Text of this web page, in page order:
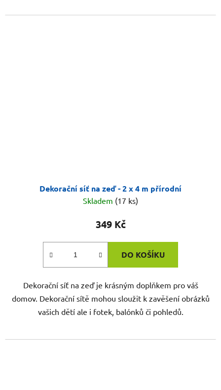
Dekorační síť na zeď - 2 x 4 m přírodní
Skladem (17 ks)
349 Kč
DO KOŠÍKU
Dekorační síť na zeď je krásným doplňkem pro váš
domov. Dekorační sítě mohou sloužit k zavěšení obrázků
vašich dětí ale i fotek, balónků či pohledů.